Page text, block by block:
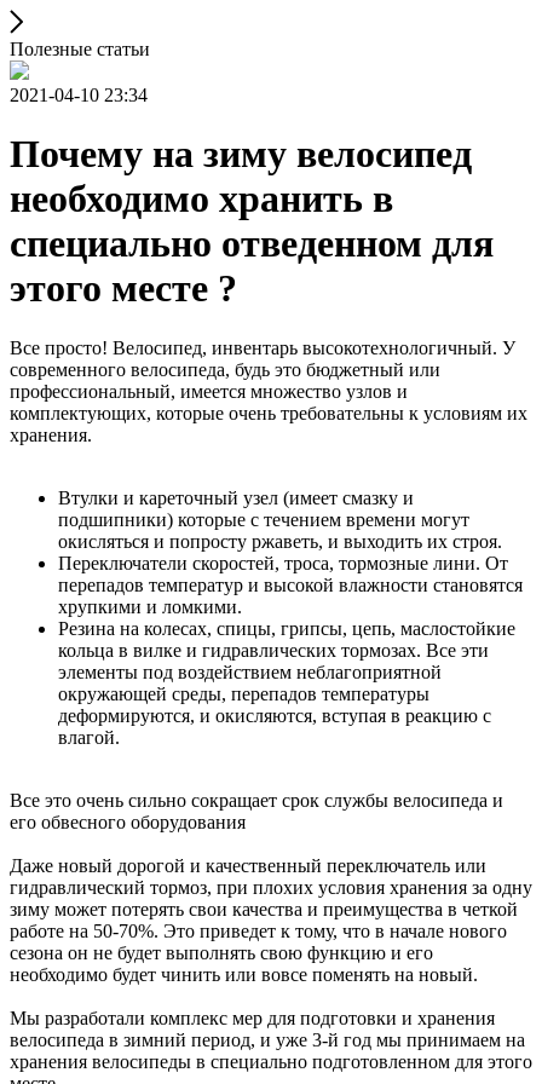
Полезные статьи
2021-04-10 23:34
Почему на зиму велосипед
необходимо хранить в
специально отведенном для
этого месте ?
Все просто! Велосипед, инвентарь высокотехнологичный. У
современного велосипеда, будь это бюджетный или
профессиональный, имеется множество узлов и
комплектующих, которые очень требовательны к условиям их
хранения.
Втулки и кареточный узел (имеет смазку и
подшипники) которые с течением времени могут
окисляться и попросту ржаветь, и выходить их строя.
Переключатели скоростей, троса, тормозные лини. От
перепадов температур и высокой влажности становятся
хрупкими и ломкими.
Резина на колесах, спицы, грипсы, цепь, маслостойкие
кольца в вилке и гидравлических тормозах. Все эти
элементы под воздействием неблагоприятной
окружающей среды, перепадов температуры
деформируются, и окисляются, вступая в реакцию с
влагой.
Все это очень сильно сокращает срок службы велосипеда и
его обвесного оборудования
Даже новый дорогой и качественный переключатель или
гидравлический тормоз, при плохих условия хранения за одну
зиму может потерять свои качества и преимущества в четкой
работе на 50-70%. Это приведет к тому, что в начале нового
сезона он не будет выполнять свою функцию и его
необходимо будет чинить или вовсе поменять на новый.
Мы разработали комплекс мер для подготовки и хранения
велосипеда в зимний период, и уже 3-й год мы принимаем на
хранения велосипеды в специально подготовленном для этого